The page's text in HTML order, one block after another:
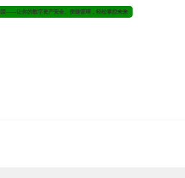
——让你的数字资产安全、便捷管理，轻松掌控未来